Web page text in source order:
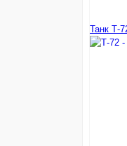
Танк Т-